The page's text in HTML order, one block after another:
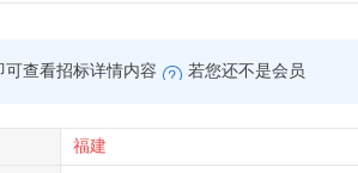
可查看招标详情内容 若您还不是会员
福建